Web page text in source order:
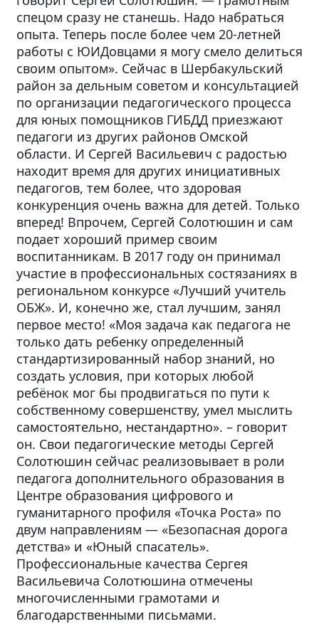
спецом сразу не станешь. Надо набраться
опыта. Теперь после более чем 20-летней
работы с ЮИДовцами я могу смело делиться
своим опытом». Сейчас в Шербакульский
район за дельным советом и консультацией
по организации педагогического процесса
для юных помощников ГИБДД приезжают
педагоги из других районов Омской
области. И Сергей Васильевич с радостью
находит время для других инициативных
педагогов, тем более, что здоровая
конкуренция очень важна для детей. Только
вперед! Впрочем, Сергей Солотюшин и сам
подает хороший пример своим
воспитанникам. В 2017 году он принимал
участие в профессиональных состязаниях в
региональном конкурсе «Лучший учитель
ОБЖ». И, конечно же, стал лучшим, занял
первое место! «Моя задача как педагога не
только дать ребенку определенный
стандартизированный набор знаний, но
создать условия, при которых любой
ребёнок мог бы продвигаться по пути к
собственному совершенству, умел мыслить
самостоятельно, нестандартно». – говорит
он. Свои педагогические методы Сергей
Солотюшин сейчас реализовывает в роли
педагога дополнительного образования в
Центре образования цифрового и
гуманитарного профиля «Точка Роста» по
двум направлениям — «Безопасная дорога
детства» и «Юный спасатель».
Профессиональные качества Сергея
Васильевича Солотюшина отмечены
многочисленными грамотами и
благодарственными письмами.